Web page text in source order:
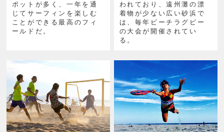
ポットが多く、一年を通
じてサーフィンを楽しむ
ことができる最高のフィ
ールドだ。
われており、遠州灘の漂
着物が少ない広い砂浜で
は、毎年ビーチラグビー
の大会が開催されてい
る。